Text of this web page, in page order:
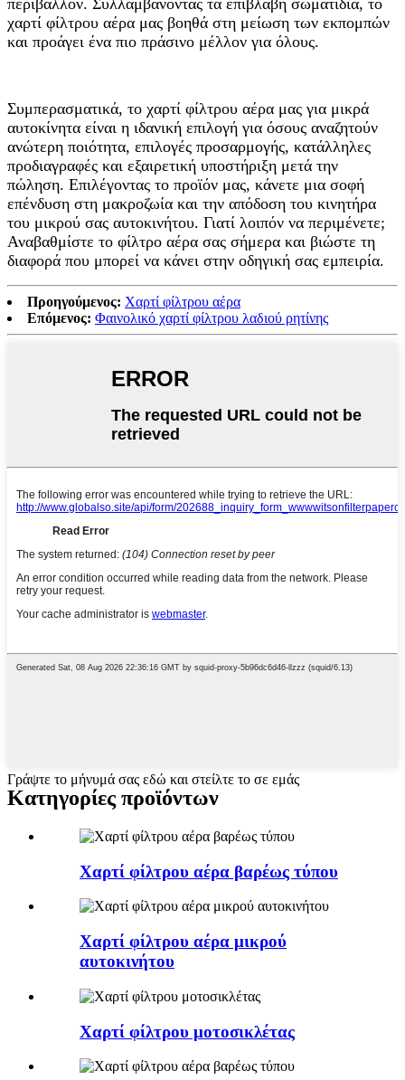
περιβάλλον. Συλλαμβάνοντας τα επιβλαβή σωματίδια, το
χαρτί φίλτρου αέρα μας βοηθά στη μείωση των εκπομπών
και προάγει ένα πιο πράσινο μέλλον για όλους.
Συμπερασματικά, το χαρτί φίλτρου αέρα μας για μικρά
αυτοκίνητα είναι η ιδανική επιλογή για όσους αναζητούν
ανώτερη ποιότητα, επιλογές προσαρμογής, κατάλληλες
προδιαγραφές και εξαιρετική υποστήριξη μετά την
πώληση. Επιλέγοντας το προϊόν μας, κάνετε μια σοφή
επένδυση στη μακροζωία και την απόδοση του κινητήρα
του μικρού σας αυτοκινήτου. Γιατί λοιπόν να περιμένετε;
Αναβαθμίστε το φίλτρο αέρα σας σήμερα και βιώστε τη
διαφορά που μπορεί να κάνει στην οδηγική σας εμπειρία.
Προηγούμενος: Χαρτί φίλτρου αέρα
Επόμενος: Φαινολικό χαρτί φίλτρου λαδιού ρητίνης
Γράψτε το μήνυμά σας εδώ και στείλτε το σε εμάς
Κατηγορίες προϊόντων
Χαρτί φίλτρου αέρα βαρέως τύπου
Χαρτί φίλτρου αέρα μικρού
αυτοκινήτου
Χαρτί φίλτρου μοτοσικλέτας